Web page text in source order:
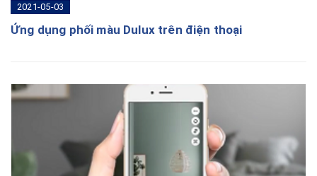
2021-05-03
Ứng dụng phối màu Dulux trên điện thoại